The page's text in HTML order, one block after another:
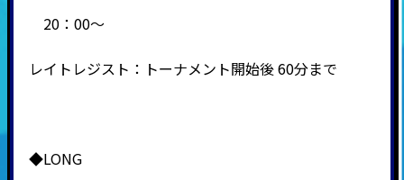
20：00～
レイトレジスト：トーナメント開始後 60分まで
◆LONG